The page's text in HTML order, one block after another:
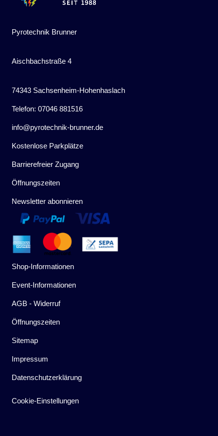
Pyrotechnik Brunner
Aischbachstraße 4
74343 Sachsenheim-Hohenhaslach
Telefon: 07046 881516
info@pyrotechnik-brunner.de
Kostenlose Parkplätze
Barrierefreier Zugang
Öffnungszeiten
Newsletter abonnieren
Shop-Informationen
Event-Informationen
AGB - Widerruf
Öffnungszeiten
Sitemap
Impressum
Datenschutzerklärung
Cookie-Einstellungen